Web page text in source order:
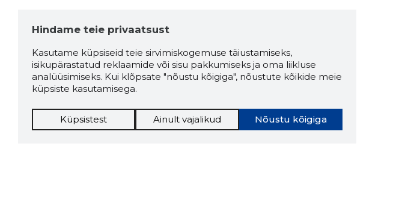
Hindame teie privaatsust
Kasutame küpsiseid teie sirvimiskogemuse täiustamiseks,
isikupärastatud reklaamide või sisu pakkumiseks ja oma liikluse
analüüsimiseks. Kui klõpsate "nõustu kõigiga", nõustute kõikide meie
küpsiste kasutamisega.
Nõustu kõigiga
Küpsistest Ainult vajalikud